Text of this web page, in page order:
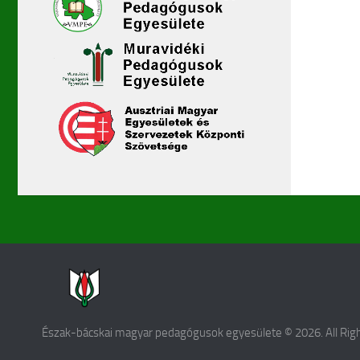
Észak-bácskai magyar pedagógusok egyesülete © 2026. All